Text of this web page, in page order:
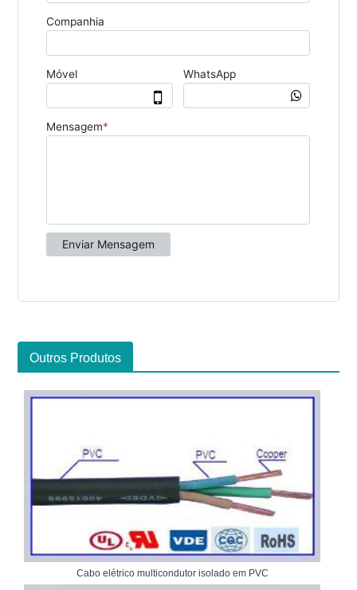
Outros Produtos
Cabo elétrico multicondutor isolado em PVC